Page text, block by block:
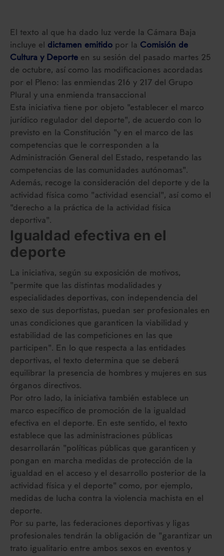
El texto al que ha dado luz verde la Cámara Baja
incluye el dictamen emitido por la Comisión de
Cultura y Deporte en su sesión del pasado martes 25
de octubre, así como las modificaciones acordadas
por el Pleno: las enmiendas 216 y 217 del Grupo
Plural y una enmienda transaccional
Esta iniciativa tiene por objeto "establecer el marco
jurídico regulador del deporte", de acuerdo con lo
previsto en la Constitución "y en el marco de las
competencias que le corresponden a la
Administración General del Estado, respetando las
competencias de las comunidades autónomas".
Además, recoge la consideración del deporte y de la
actividad física como "actividad esencial", así como el
"derecho a la práctica de la actividad física
deportiva".
Igualdad efectiva en el
deporte
La iniciativa, según su exposición de motivos,
"permite que las distintas modalidades y
especialidades deportivas, con independencia del
sexo de sus deportistas, puedan ser profesionales en
unas condiciones que garanticen la viabilidad y
estabilidad de las competiciones en las que
participen". En lo que respecta a las entidades
deportivas, el texto determina que se deberá
equilibrar la presencia de hombres y mujeres en sus
órganos directivos.
Por otro lado, la iniciativa también establece un
marco específico de promoción de la igualdad
efectiva en el deporte. En este sentido, el texto
establece que las administraciones públicas
desarrollarán "políticas públicas que garanticen y
pongan en marcha medidas de protección de la
igualdad en el acceso y el desarrollo posterior de la
actividad física y el deporte" como, por ejemplo,
medidas de lucha contra la violencia machista en el
deporte.
Por su parte, las federaciones deportivas y ligas
profesionales tendrán la obligación de "garantizar un
trato igualitario entre ambos sexos en eventos y